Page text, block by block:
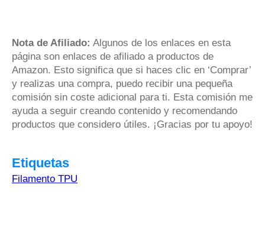
Nota de Afiliado: Algunos de los enlaces en esta
página son enlaces de afiliado a productos de
Amazon. Esto significa que si haces clic en ‘Comprar’
y realizas una compra, puedo recibir una pequeña
comisión sin coste adicional para ti. Esta comisión me
ayuda a seguir creando contenido y recomendando
productos que considero útiles. ¡Gracias por tu apoyo!
Etiquetas
Filamento TPU